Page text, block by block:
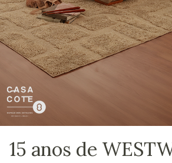
15 anos de